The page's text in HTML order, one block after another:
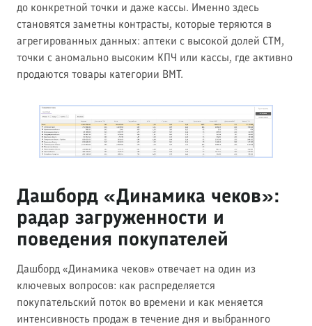
до конкретной точки и даже кассы. Именно здесь
становятся заметны контрасты, которые теряются в
агрегированных данных: аптеки с высокой долей СТМ,
точки с аномально высоким КПЧ или кассы, где активно
продаются товары категории ВМТ.
Дашборд «Динамика чеков»:
радар загруженности и
поведения покупателей
Дашборд «Динамика чеков» отвечает на один из
ключевых вопросов: как распределяется
покупательский поток во времени и как меняется
интенсивность продаж в течение дня и выбранного